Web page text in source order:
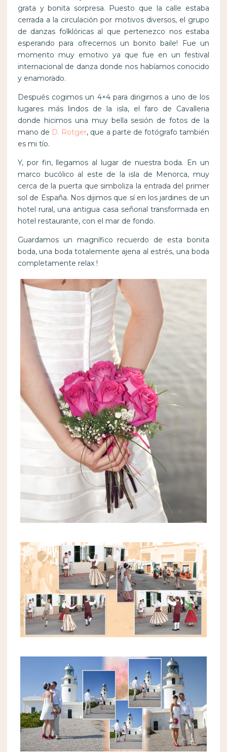
grata y bonita sorpresa. Puesto que la calle estaba
cerrada a la circulación por motivos diversos, el grupo
de danzas folklóricas al que pertenezco nos estaba
esperando para ofrecernos un bonito baile! Fue un
momento muy emotivo ya que fue en un festival
internacional de danza donde nos habíamos conocido
y enamorado.
Después cogimos un 4×4 para dirigirnos a uno de los
lugares más lindos de la isla, el faro de Cavalleria
donde hicimos una muy bella sesión de fotos de la
mano de D. Rotger, que a parte de fotógrafo también
es mi tío.
Y, por fin, llegamos al lugar de nuestra boda. En un
marco bucólico al este de la isla de Menorca, muy
cerca de la puerta que simboliza la entrada del primer
sol de España. Nos dijimos que sí en los jardines de un
hotel rural, una antigua casa señorial transformada en
hotel restaurante, con el mar de fondo.
Guardamos un magnífico recuerdo de esta bonita
boda, una boda totalemente ajena al estrés, una boda
completamente relax !